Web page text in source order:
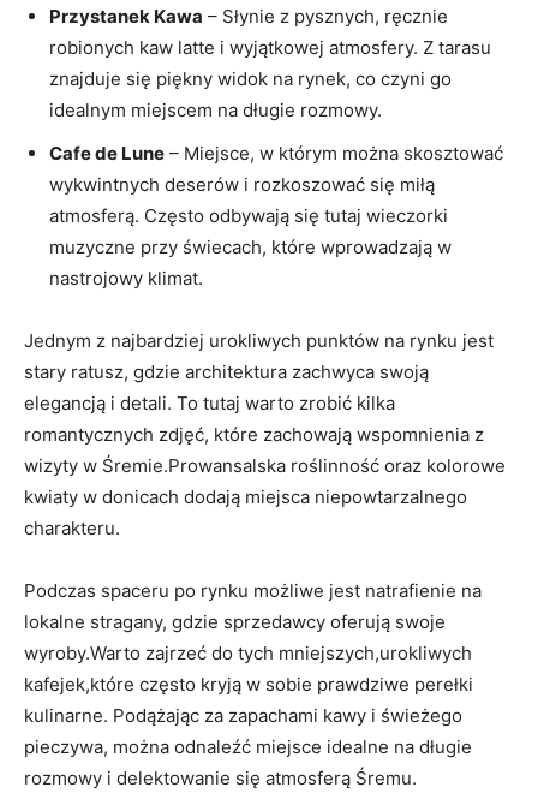
Przystanek Kawa – Słynie z pysznych, ​ręcznie
robionych kaw latte i wyjątkowej atmosfery. Z tarasu
znajduje się piękny widok‍ na rynek, co czyni go
idealnym miejscem na długie rozmowy.
Cafe de Lune – Miejsce, w którym można skosztować
wykwintnych deserów i rozkoszować się miłą
atmosferą. Często odbywają się tutaj wieczorki
muzyczne przy⁤ świecach, które wprowadzają w
nastrojowy klimat.
Jednym z najbardziej urokliwych punktów na rynku jest
stary ​ratusz, gdzie architektura zachwyca swoją
elegancją i⁢ detali. To tutaj warto zrobić ⁣kilka
romantycznych zdjęć, które zachowają wspomnienia z
wizyty w Śremie.Prowansalska roślinność oraz kolorowe
kwiaty w donicach dodają miejsca niepowtarzalnego
charakteru.
Podczas spaceru po rynku możliwe jest natrafienie na
lokalne stragany, gdzie sprzedawcy oferują swoje
wyroby.Warto zajrzeć do tych mniejszych,urokliwych
kafejek,które często kryją ‍w sobie prawdziwe perełki
kulinarne. Podążając za zapachami kawy i świeżego
pieczywa, można ⁣odnaleźć miejsce idealne na długie
rozmowy⁢ i delektowanie się atmosferą Śremu.